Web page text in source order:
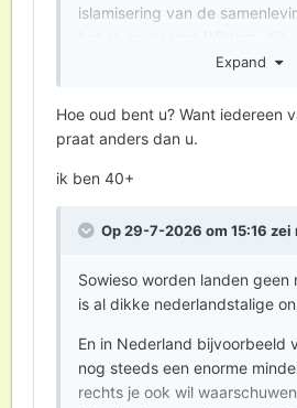
islamisering van de
geloof ik) dezelfde kool aan
Plato waarschuwde ons er al
democratie zulke mensen zou
negatieve insteek van YT
Expand
Hoe oud bent u? Want iedereen
praat anders dan u.
ik ben 40+
Op 29-7-2026 om 15:16 zei
Sowieso worden landen geen
is al dikke nederlandstalige
En in Nederland bijvoorbeeld
nog steeds een enorme
rechts je ook wil